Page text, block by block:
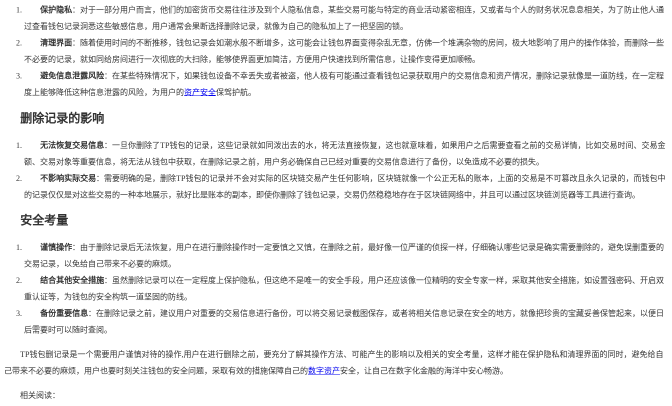
保护隐私：对于一部分用户而言，他们的加密货币交易往往涉及到个人隐私信息，某些交易可能与特定的商业活动紧密相连，又或者与个人的财务状况息息相关，为了防止他人通
过查看钱包记录洞悉这些敏感信息，用户通常会果断选择删除记录，就像为自己的隐私加上了一把坚固的锁。
清理界面：随着使用时间的不断推移，钱包记录会如潮水般不断增多，这可能会让钱包界面变得杂乱无章，仿佛一个堆满杂物的房间，极大地影响了用户的操作体验，而删除一些
不必要的记录，就如同给房间进行一次彻底的大扫除，能够使界面更加简洁，方便用户快速找到所需信息，让操作变得更加顺畅。
避免信息泄露风险：在某些特殊情况下，如果钱包设备不幸丢失或者被盗，他人极有可能通过查看钱包记录获取用户的交易信息和资产情况，删除记录就像是一道防线，在一定程
度上能够降低这种信息泄露的风险，为用户的资产安全保驾护航。
删除记录的影响
无法恢复交易信息：一旦你删除了TP钱包的记录，这些记录就如同泼出去的水，将无法直接恢复，这也就意味着，如果用户之后需要查看之前的交易详情，比如交易时间、交易金
额、交易对象等重要信息，将无法从钱包中获取，在删除记录之前，用户务必确保自己已经对重要的交易信息进行了备份，以免造成不必要的损失。
不影响实际交易 ：需要明确的是，删除TP钱包的记录并不会对实际的区块链交易产生任何影响，区块链就像一个公正无私的账本，上面的交易是不可篡改且永久记录的，而钱包中
的记录仅仅是对这些交易的一种本地展示，就好比是账本的副本，即使你删除了钱包记录，交易仍然稳稳地存在于区块链网络中，并且可以通过区块链浏览器等工具进行查询。
安全考量
谨慎操作：由于删除记录后无法恢复，用户在进行删除操作时一定要慎之又慎，在删除之前，最好像一位严谨的侦探一样，仔细确认哪些记录是确实需要删除的，避免误删重要的
交易记录，以免给自己带来不必要的麻烦。
结合其他安全措施：虽然删除记录可以在一定程度上保护隐私，但这绝不是唯一的安全手段，用户还应该像一位精明的安全专家一样，采取其他安全措施，如设置强密码、开启双
重认证等，为钱包的安全构筑一道坚固的防线。
备份重要信息：在删除记录之前，建议用户对重要的交易信息进行备份，可以将交易记录截图保存，或者将相关信息记录在安全的地方，就像把珍贵的宝藏妥善保管起来，以便日
后需要时可以随时查阅。
TP钱包删记录是一个需要用户谨慎对待的操作,用户在进行删除之前，要充分了解其操作方法、可能产生的影响以及相关的安全考量，这样才能在保护隐私和清理界面的同时，避免给自
己带来不必要的麻烦，用户也要时刻关注钱包的安全问题，采取有效的措施保障自己的数字资产安全，让自己在数字化金融的海洋中安心畅游。
相关阅读：